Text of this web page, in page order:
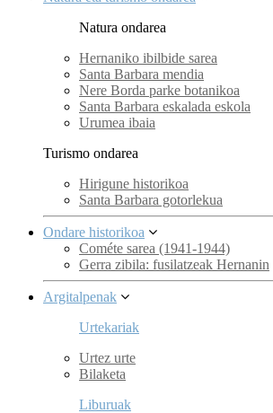
Natura ondarea
Hernaniko ibilbide sarea
Santa Barbara mendia
Nere Borda parke botanikoa
Santa Barbara eskalada eskola
Urumea ibaia
Turismo ondarea
Hirigune historikoa
Santa Barbara gotorlekua
Ondare historikoa
Cométe sarea (1941-1944)
Gerra zibila: fusilatzeak Hernanin
Argitalpenak
Urtekariak
Urtez urte
Bilaketa
Liburuak